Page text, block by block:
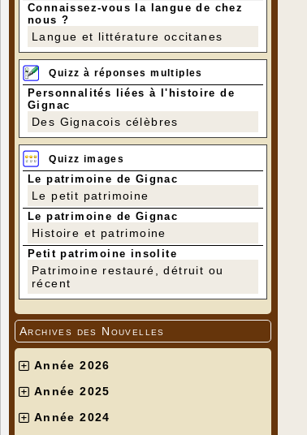
Connaissez-vous la langue de chez
nous ?
Langue et littérature occitanes
Quizz à réponses multiples
Personnalités liées à l'histoire de
Gignac
Des Gignacois célèbres
Quizz images
Le patrimoine de Gignac
Le petit patrimoine
Le patrimoine de Gignac
Histoire et patrimoine
Petit patrimoine insolite
Patrimoine restauré, détruit ou
récent
Archives des Nouvelles
Année 2026
Année 2025
Année 2024